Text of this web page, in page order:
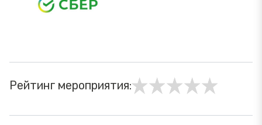
Рейтинг мероприятия: